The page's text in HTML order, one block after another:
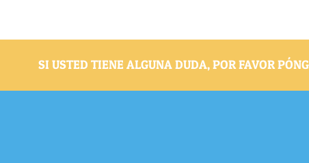
SI USTED TIENE ALGUNA DUDA, POR FAVOR